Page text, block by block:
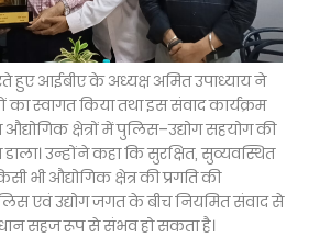
हुए आईबीए के अध्यक्ष अमित उपाध्याय ने
का स्वागत किया तथा इस संवाद कार्यक्रम
क्षेत्रों में पुलिस–उद्योग सहयोग की
डाला। उन्होंने कहा कि सुरक्षित, सुव्यवस्थित
भी औद्योगिक क्षेत्र की प्रगति की
एवं उद्योग जगत के बीच नियमित संवाद से
सहज रूप से संभव हो सकता है।